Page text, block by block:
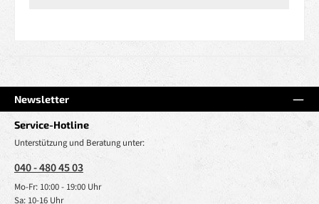
Newsletter
Service-Hotline
Unterstützung und Beratung unter:
040 - 480 45 03
Mo-Fr: 10:00 - 19:00 Uhr
Sa: 10-16 Uhr